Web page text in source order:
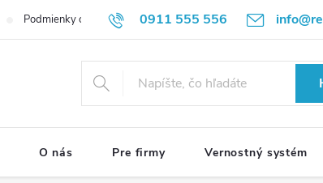
0911 555 556
Podmienky ochrany osobných údajov Formulár na
O nás Pre firmy Vernostný systém